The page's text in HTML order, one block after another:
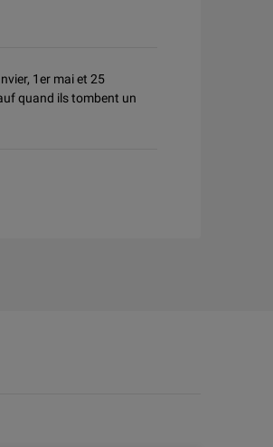
1er mai et 25
quand ils tombent un